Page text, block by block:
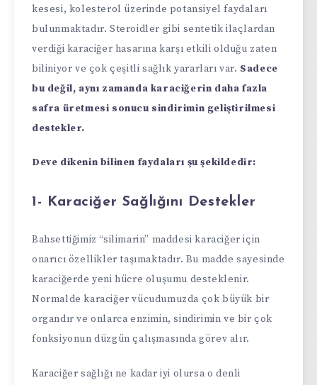
kesesi, kolesterol üzerinde potansiyel faydaları
bulunmaktadır. Steroidler gibi sentetik ilaçlardan
verdiği karaciğer hasarına karşı etkili olduğu zaten
biliniyor ve çok çeşitli sağlık yararları var. Sadece
bu değil, aynı zamanda karaciğerin daha fazla
safra üretmesi sonucu sindirimin geliştirilmesi
destekler.
Deve dikenin bilinen faydaları şu şekildedir:
1- Karaciğer Sağlığını Destekler
Bahsettiğimiz “silimarin” maddesi karaciğer için
onarıcı özellikler taşımaktadır. Bu madde sayesinde
karaciğerde yeni hücre oluşumu desteklenir.
Normalde karaciğer vücudumuzda çok büyük bir
organdır ve onlarca enzimin, sindirimin ve bir çok
fonksiyonun düzgün çalışmasında görev alır.
Karaciğer sağlığı ne kadar iyi olursa o denli